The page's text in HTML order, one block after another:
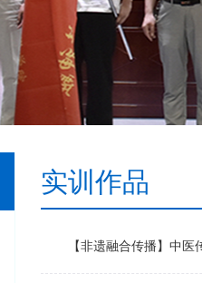
实训作品
【非遗融合传播】中